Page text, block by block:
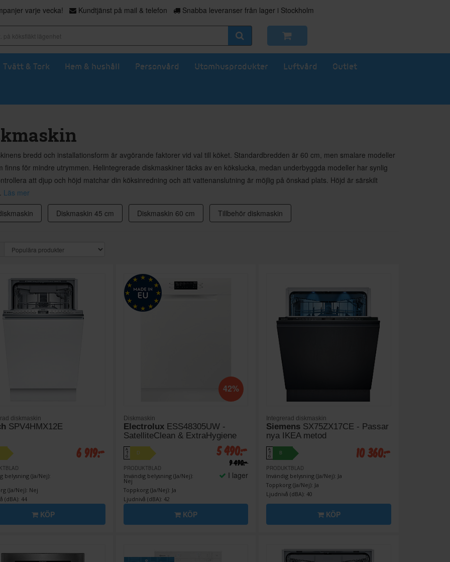
varje vecka! Kundtjänst på mail & telefon Snabba leveranser från lager i Stockholm
Tvätt & Tork Hem & hushåll Personvård Utomhusprodukter Luftvård Outlet
bredd och installationsform är avgörande faktorer vid val till köket. Standardbredden är 60 cm, men smalare modeller
finns för mindre utrymmen. Helintegrerade diskmaskiner täcks av en kökslucka, medan underbyggda modeller har synlig
att djup och höjd matchar din köksinredning och att vattenanslutning är möjlig på önskad plats. Höjd är särskilt
Läs mer
Diskmaskin 45 cm Diskmaskin 60 cm Tillbehör diskmaskin
diskmaskin
SPV4HMX12E
belysning (Ja/Nej):
(Ja/Nej): Nej
(dBA): 44
6 919:-
KÖP
42%
Diskmaskin
ElectroluxESS48305UW -
SatelliteClean & ExtraHygiene
A
↑
G
D
PRODUKTBLAD
Invändig belysning (Ja/Nej):
Nej
Toppkorg (Ja/Nej): Ja
Ljudnivå (dBA): 42
5 490:-
9 490:-
I lager
KÖP
Integrerad diskmaskin
Siemens SX75ZX17CE - Passar
nya IKEA metod
A
↑
G
B
PRODUKTBLAD
Invändig belysning (Ja/Nej): Ja
Toppkorg (Ja/Nej): Ja
Ljudnivå (dBA): 40
10 360:-
KÖP